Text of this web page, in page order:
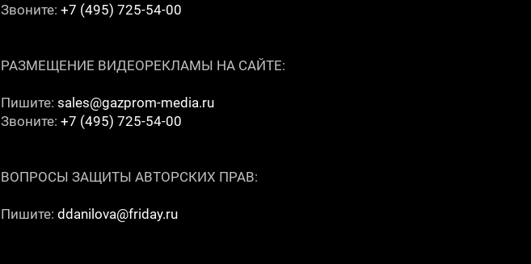
Звоните: +7 (495) 725-54-00
РАЗМЕЩЕНИЕ ВИДЕОРЕКЛАМЫ НА САЙТЕ:
Пишите: sales@gazprom-media.ru
Звоните: +7 (495) 725-54-00
ВОПРОСЫ ЗАЩИТЫ АВТОРСКИХ ПРАВ:
Пишите: ddanilova@friday.ru